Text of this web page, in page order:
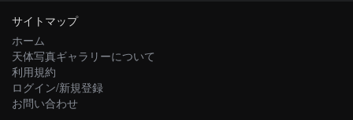
サイトマップ
ホーム
天体写真ギャラリーについて
利用規約
ログイン/新規登録
お問い合わせ